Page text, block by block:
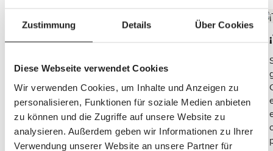
Zustimmung Details Über Cookies
Diese Webseite verwendet Cookies
Wir verwenden Cookies, um Inhalte und Anzeigen zu
personalisieren, Funktionen für soziale Medien anbieten
zu können und die Zugriffe auf unsere Website zu
analysieren. Außerdem geben wir Informationen zu Ihrer
Verwendung unserer Website an unsere Partner für
Tu compañero resistente a la intemperie
repelentes al agua y equipado con cremalleras
impermeables. Esto mantiene tus utensilios seguros
y secos incluso bajo la lluvia. Perfecto para cualquier
condición meteorológica.